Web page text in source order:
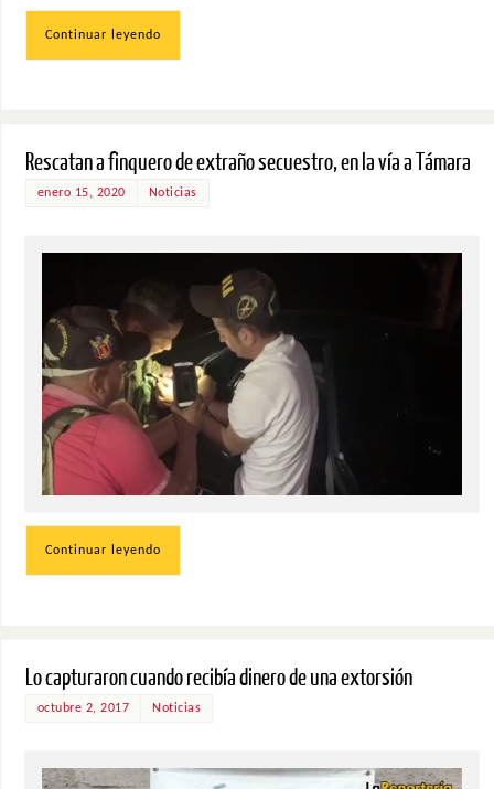
Continuar leyendo
Rescatan a finquero de extraño secuestro, en la vía a Támara
enero 15, 2020 Noticias
Continuar leyendo
Lo capturaron cuando recibía dinero de una extorsión
octubre 2, 2017 Noticias